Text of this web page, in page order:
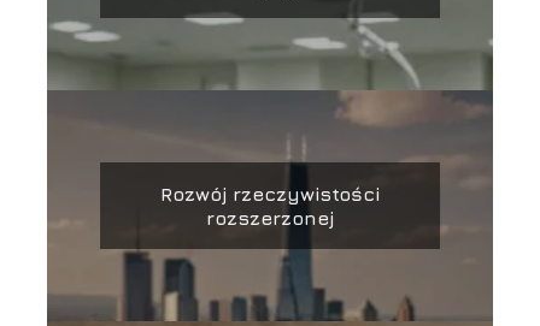
Rozwój rzeczywistości
rozszerzonej